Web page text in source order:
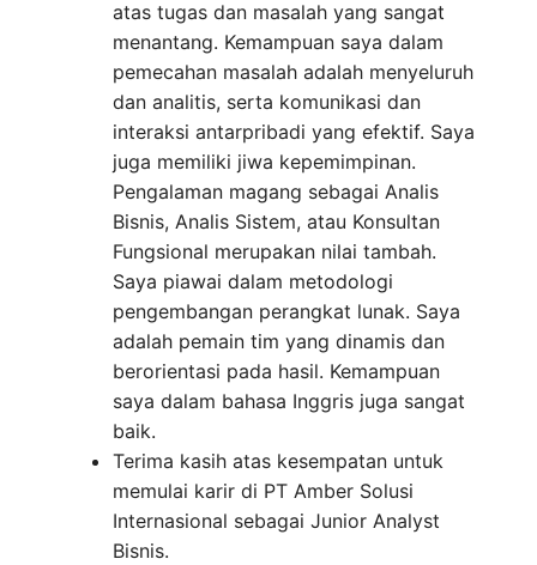
atas tugas dan masalah yang sangat
menantang. Kemampuan saya dalam
pemecahan masalah adalah menyeluruh
dan analitis, serta komunikasi dan
interaksi antarpribadi yang efektif. Saya
juga memiliki jiwa kepemimpinan.
Pengalaman magang sebagai Analis
Bisnis, Analis Sistem, atau Konsultan
Fungsional merupakan nilai tambah.
Saya piawai dalam metodologi
pengembangan perangkat lunak. Saya
adalah pemain tim yang dinamis dan
berorientasi pada hasil. Kemampuan
saya dalam bahasa Inggris juga sangat
baik.
Terima kasih atas kesempatan untuk
memulai karir di PT Amber Solusi
Internasional sebagai Junior Analyst
Bisnis.